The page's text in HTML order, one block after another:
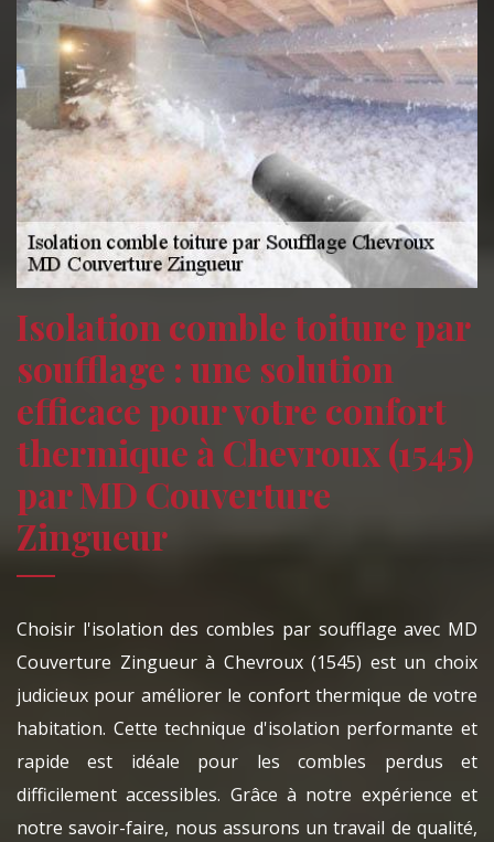
Isolation comble toiture par
soufflage : une solution
efficace pour votre confort
thermique à Chevroux (1545)
par MD Couverture
Zingueur
Choisir l'isolation des combles par soufflage avec MD
Couverture Zingueur à Chevroux (1545) est un choix
judicieux pour améliorer le confort thermique de votre
habitation. Cette technique d'isolation performante et
rapide est idéale pour les combles perdus et
difficilement accessibles. Grâce à notre expérience et
notre savoir-faire, nous assurons un travail de qualité,